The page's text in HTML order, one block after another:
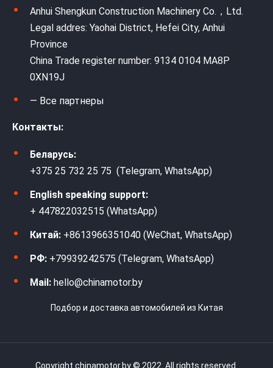
Anhui Shengkun Construction Machinery Co.，Ltd.
Legal addres: Yaohai District, Hefei City, Anhui
Province
China Trade register number: 9134 0104 MA8P
0XN19J
— Все партнеры
Контакты:
Беларусь:
+375 25 732 25 75 (Telegram, WhatsApp)
English speaking support:
+ 447822032515 (WhatsApp)
Китай: +8613966351040 (WeChat, WhatsApp)
РФ: +79939242575 (Telegram, WhatsApp)
Mail: hello@chinamotor.by
Подбор и доставка автомобилей из Китая
Copyright chinamotor.by © 2022. All rights reserved.